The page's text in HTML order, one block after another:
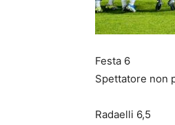
Festa 6
Spettatore non
Radaelli 6,5